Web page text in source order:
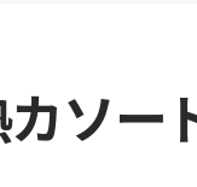
ソー